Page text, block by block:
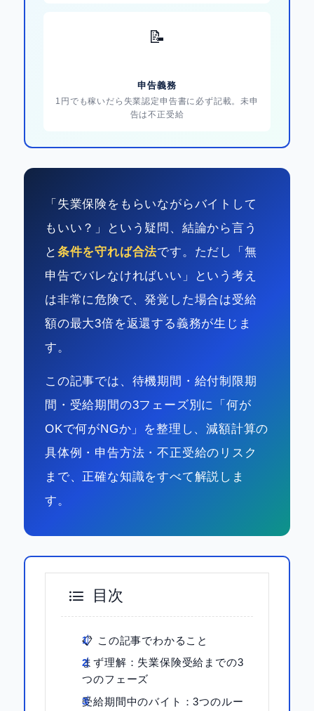
📝
申告義務
1円でも稼いだら失業認定申告書に必ず記載。未申
告は不正受給
「失業保険をもらいながらバイトして
もいい？」という疑問、結論から言う
と 条件を守れば合法です。ただし「無
申告でバレなければいい」という考え
は非常に危険で、発覚した場合は受給
額の最大3倍を返還する義務が生じま
す。
この記事では、待機期間・給付制限期
間・受給期間の3フェーズ別に「何が
OKで何がNGか」を整理し、減額計算の
具体例・申告方法・不正受給のリスク
まで、正確な知識をすべて解説しま
す。
目次
📋 この記事でわかること
まず理解：失業保険受給までの3
つのフェーズ
受給期間中のバイト：3つのルー